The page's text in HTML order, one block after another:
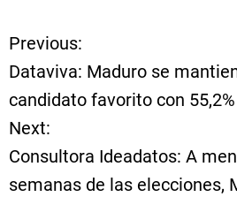
N
a
v
e
Previous:
Dataviva: Maduro se
candidato favorito con
Next:
Consultora Ideadatos: A
semanas de las elecciones,